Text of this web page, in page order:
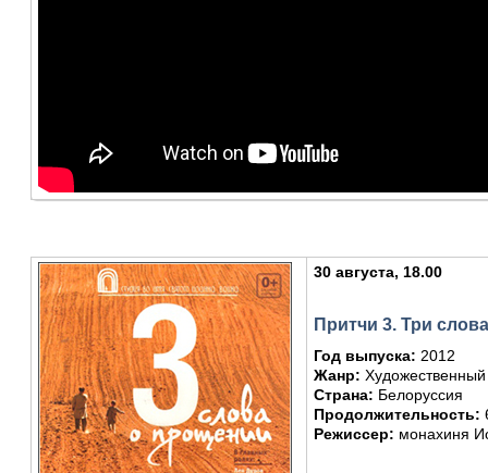
30 августа, 18.00
Притчи 3. Три
Год выпуска: 2012
Жанр: Художественный
Страна: Белоруссия
Продолжительность:
Режиссер: монахиня